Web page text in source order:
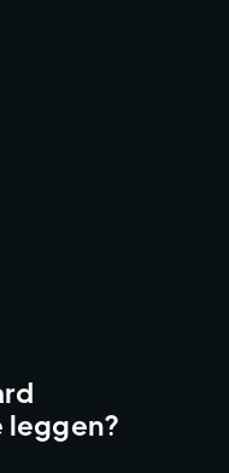
leggen?